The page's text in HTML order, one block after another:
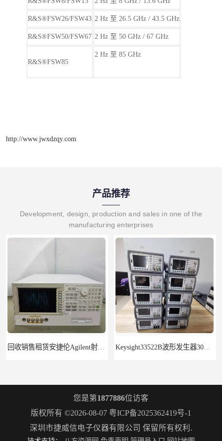
R&S®FSW26/FSW43 2 Hz 至 26.5 GHz / 43.5 GHz
R&S®FSW50/FSW67 2 Hz 至 50 GHz / 67 GHz
R&S®FSW85
2 Hz 至 85 GHz
http://www.jwxdzqy.com
产品推荐
Development, design, production and sales in one of the
manufacturing enterprises
回收销售租赁安捷伦Agilent射频测试仪4287A Keysight33522B波形发生器30MHz2通道带ARB
您是第1877886位访客
版权所有 ©2026-08-07 粤ICP备2025362419号-1
深圳市捷威信电子仪器有限公司 保留所有权利.